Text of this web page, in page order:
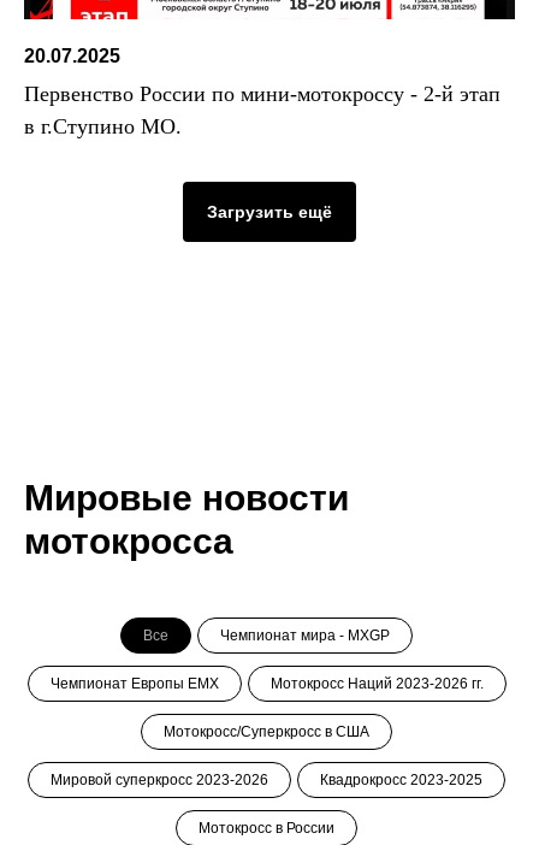
20.07.2025
Первенство России по мини-мотокроссу - 2-й этап
в г.Ступино МО.
Загрузить ещё
Мировые новости
мотокросса
Все Чемпионат мира - MXGP
Чемпионат Европы ЕМХ Мотокросс Наций 2023-2026 гг.
Мотокросс/Суперкросс в США
Мировой суперкросс 2023-2026 Квадрокросс 2023-2025
Мотокросс в России